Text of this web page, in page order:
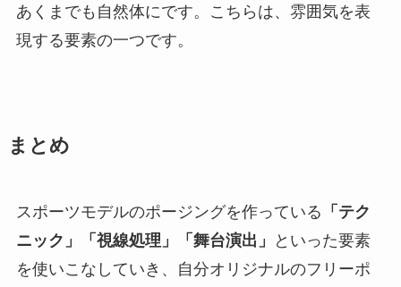
あくまでも自然体にです。こちらは、雰囲気を表
現する要素の一つです。
まとめ
スポーツモデルのポージングを作っている 「テク
ニック」「視線処理」「舞台演出」
といった要素
を使いこなしていき、自分オリジナルのフリーポ